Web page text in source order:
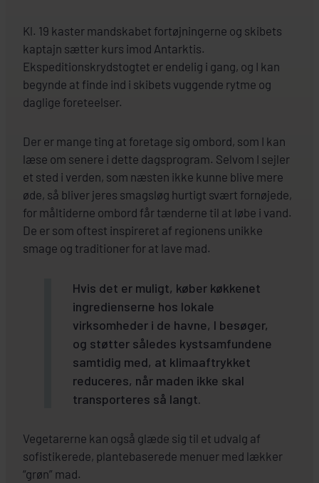
Kl. 19 kaster mandskabet fortøjningerne og skibets
kaptajn sætter kurs imod Antarktis.
Ekspeditionskrydstogtet er endelig i gang, og I kan
begynde at finde ind i skibets vuggende rytme og
daglige foreteelser.
Der er mange ting at foretage sig ombord, som I kan
læse om senere i dette dagsprogram. Selvom I sejler
et sted i verden, som næsten ikke kunne blive mere
øde, så bliver jeres smagsløg hurtigt svært fornøjede,
for måltiderne ombord får tænderne til at løbe i vand.
De er som oftest inspireret af regionens unikke
smage og traditioner for at lave mad.
Hvis det er muligt, køber køkkenet
ingredienserne hos lokale
virksomheder i de havne, I besøger,
og støtter således kystsamfundene
samtidig med, at klimaaftrykket
reduceres, når maden ikke skal
transporteres så langt.
Vegetarerne kan også glæde sig til et udvalg af
sofistikerede, plantebaserede menuer med lækker
“grøn” mad.